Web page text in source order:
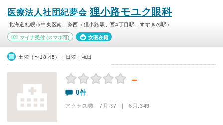
医療法人社団紀夢会 狸小路モユク眼科
北海道札幌市中央区南二条西（狸小路駅、西4丁目駅、すすきの駅）
マイナ受付 (スマホ可) 女医在籍
土曜（〜18:45）・日曜・祝日
－
0件
アクセス数 7月:37 | 6月:349